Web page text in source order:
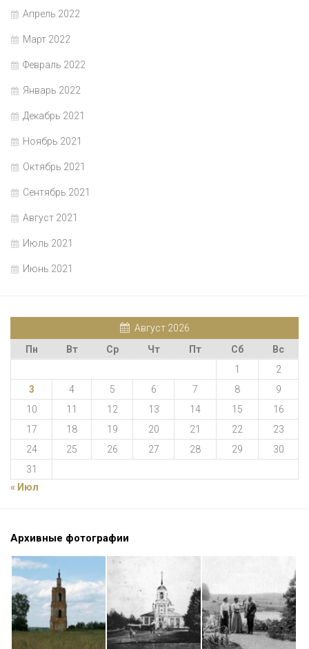
Апрель 2022
Март 2022
Февраль 2022
Январь 2022
Декабрь 2021
Ноябрь 2021
Октябрь 2021
Сентябрь 2021
Август 2021
Июль 2021
Июнь 2021
Август 2026
Пн
Вт Ср Чт Пт Сб
Вс
1
2
3
4 5 6 7 8
9
10
11 12 13 14 15
16
17
18 19 20 21 22
23
24
25 26 27 28 29
30
31
« Июл
Архивные фотографии